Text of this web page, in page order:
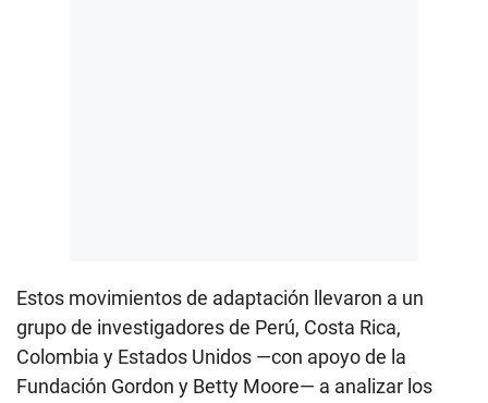
Estos movimientos de adaptación llevaron a un
grupo de investigadores de Perú, Costa Rica,
Colombia y Estados Unidos —con apoyo de la
Fundación Gordon y Betty Moore— a analizar los